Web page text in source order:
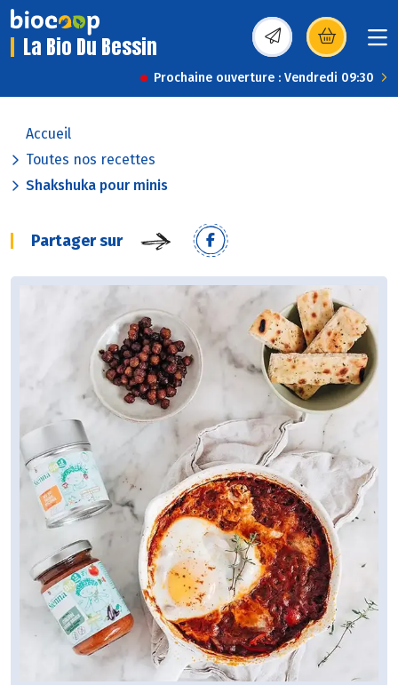
La Bio Du Bessin (s’ouvre dans une
Prochaine ouverture : Vendredi 09:30
Accueil
Toutes nos recettes
Shakshuka pour minis
Partager sur